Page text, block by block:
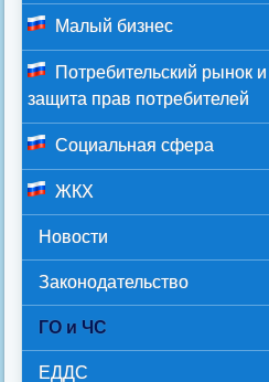
Малый бизнес
Потребительский рынок и
защита прав потребителей
Социальная сфера
ЖКХ
Новости
Законодательство
ГО и ЧС
ЕДДС